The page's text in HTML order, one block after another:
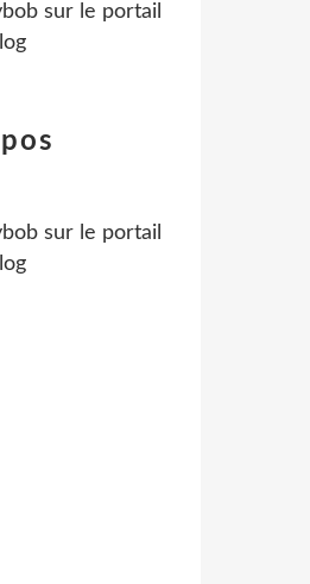
sur le portail
sur le portail